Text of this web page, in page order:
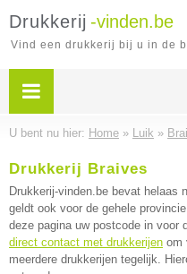
Drukkerij -vinden.be
Vind een drukkerij bij u in de
U bent nu hier: Home » Luik »
Drukkerij Braives
Drukkerij-vinden.be bevat helaas
geldt ook voor de gehele
deze pagina uw postcode in voor
direct contact met drukkerijen om
meerdere drukkerijen tegelijk.